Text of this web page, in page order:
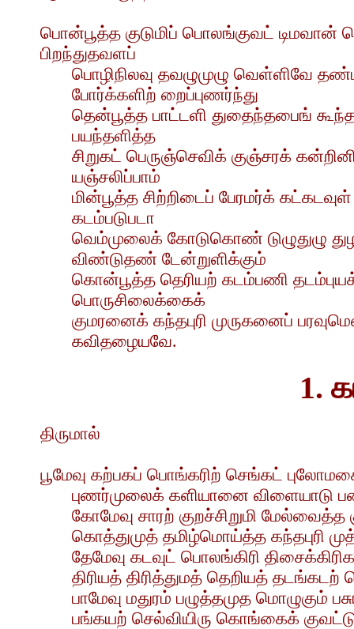
பொன்பூத்த குடுமிப் பொலங்குவட் டிமவான்
பிறந்துதவளப்
பொழிநிலவு தவழுமுழு வெள்ளிவே
போர்க்களிற் றைப்புணர்ந்து
தென்பூத்த பாட்டளி துதைந்தபைங்
பயந்தளித்த
சிறுகட் பெருஞ்செவிக் குஞ்சரக்
யஞ்சலிப்பாம்
மின்பூத்த சிற்றிடைப் பேரமர்க்
கடம்படுபடா
வெம்முலைக் கோடுகொண் டுழுதுழு
விண்டுதண் டேன்றுளிக்கும்
கொன்பூத்த தெரியற் கடம்பணி தடம்புயக்
பொருசிலைக்கைக்
குமரனைக் கந்தபுரி முருகனைப்
கவிதழையவே.
1.
திருமால்
பூமேவு கற்பகப் பொங்கரிற் செங்கட்
புணர்முலைக் களியானை விளையாடு
கோமேவு சாரற் குறச்சிறுமி
கொத்துமுத் தமிழ்மொய்த்த கந்தபுரி
தேமேவு கடவுட் பொலங்கிரி
திரியத் திரித்துமத் தெறியத் தடங்கடற்
பாமேவு மதுரம் பழுத்தமுத
பங்கயற் செல்வியிரு கொங்கைக்